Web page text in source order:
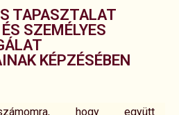
TAPASZTALAT
SZEMÉLYES
KÉPZÉSÉBEN
hogy együtt